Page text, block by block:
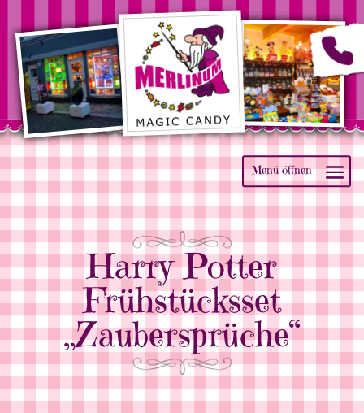
Harry Potter
Frühstücksset
„Zaubersprüche“